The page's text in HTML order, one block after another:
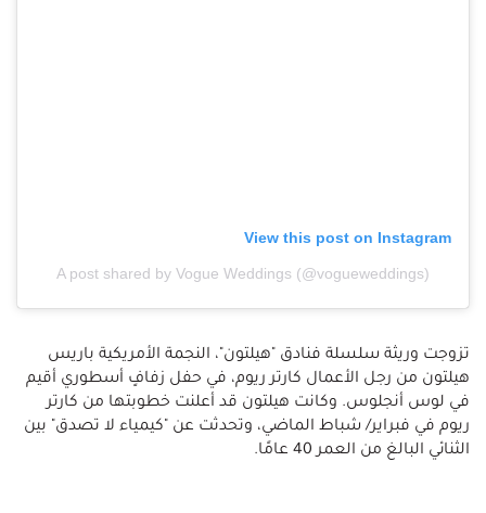
View this post on Instagram
A post shared by Vogue Weddings (@vogueweddings)
تزوجت وريثة سلسلة فنادق "هيلتون"، النجمة الأمريكية باريس
هيلتون من رجل الأعمال كارتر ريوم، في حفل زفافٍ أسطوري أقيم
في لوس أنجلوس. وكانت هيلتون قد أعلنت خطوبتها من كارتر
ريوم في فبراير/ شباط الماضي، وتحدثت عن "كيمياء لا تصدق" بين
الثنائي البالغ من العمر 40 عامًا.